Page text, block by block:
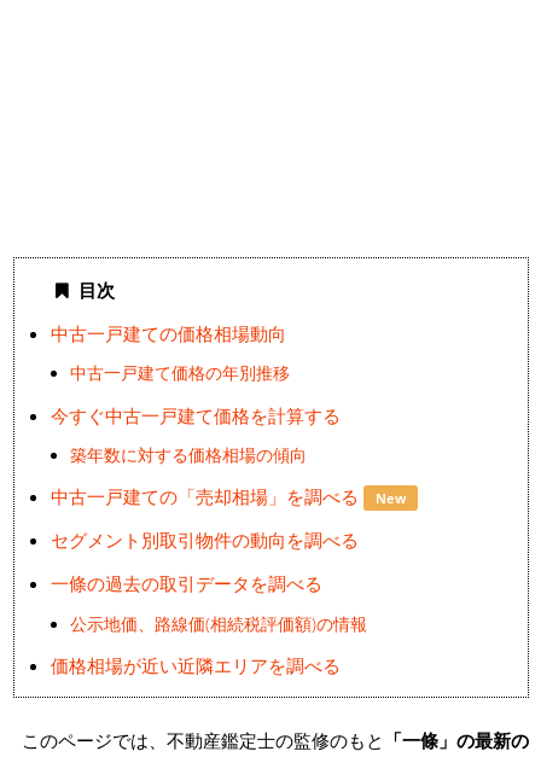
目次
中古一戸建ての価格相場動向
中古一戸建て価格の年別推移
今すぐ中古一戸建て価格を計算する
築年数に対する価格相場の傾向
中古一戸建ての「売却相場」を調べる New
セグメント別取引物件の動向を調べる
一條の過去の取引データを調べる
公示地価、路線価(相続税評価額)の情報
価格相場が近い近隣エリアを調べる
このページでは、不動産鑑定士の監修のもと 「一條」の最新の